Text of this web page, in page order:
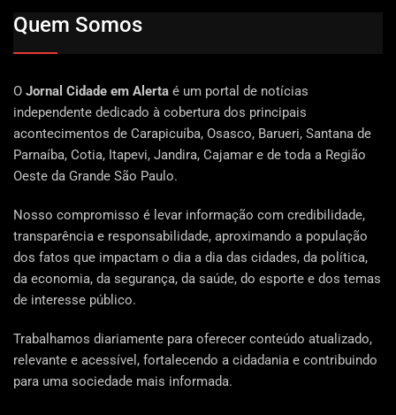
Quem Somos
O Jornal Cidade em Alerta é um portal de notícias
independente dedicado à cobertura dos principais
acontecimentos de Carapicuíba, Osasco, Barueri, Santana de
Parnaíba, Cotia, Itapevi, Jandira, Cajamar e de toda a Região
Oeste da Grande São Paulo.
Nosso compromisso é levar informação com credibilidade,
transparência e responsabilidade, aproximando a população
dos fatos que impactam o dia a dia das cidades, da política,
da economia, da segurança, da saúde, do esporte e dos temas
de interesse público.
Trabalhamos diariamente para oferecer conteúdo atualizado,
relevante e acessível, fortalecendo a cidadania e contribuindo
para uma sociedade mais informada.